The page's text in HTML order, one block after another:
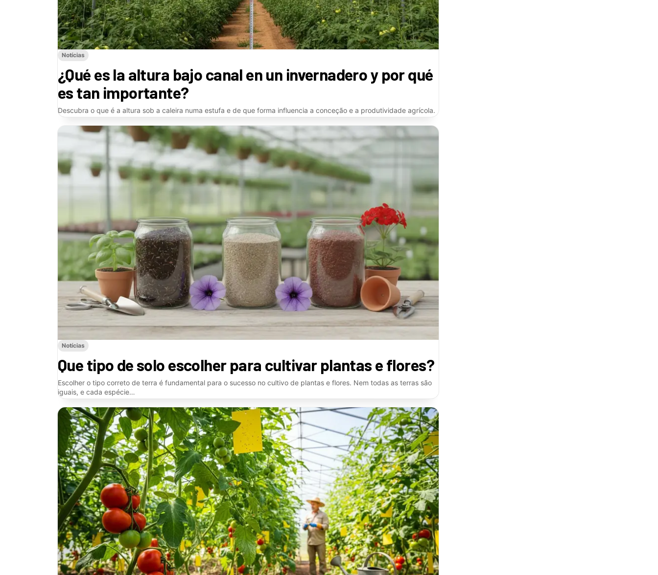
Notícias
¿Qué es la altura bajo canal en un invernadero y por qué
es tan importante?
Descubra o que é a altura sob a caleira numa estufa e de que forma influencia a conceção e a produtividade agrícola.
Notícias
Que tipo de solo escolher para cultivar plantas e flores?
Escolher o tipo correto de terra é fundamental para o sucesso no cultivo de plantas e flores. Nem todas as terras são
iguais, e cada espécie…